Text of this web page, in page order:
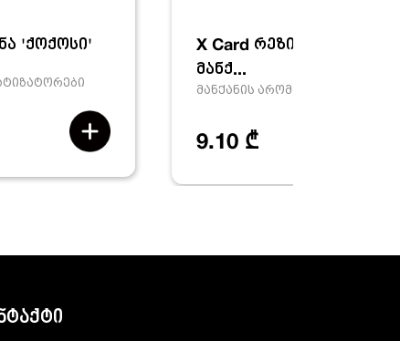
'ქოქოსი'
X Card რეზინა 'ახალი
მანქ...
მანქანის არომატიზატორები
9.10 ₾